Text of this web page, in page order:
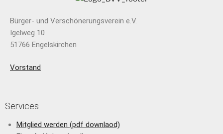
Bürger- und Verschönerungsverein e.V.
Igelweg 10
51766 Engelskirchen
Vorstand
Services
Mitglied werden (pdf downlaod)